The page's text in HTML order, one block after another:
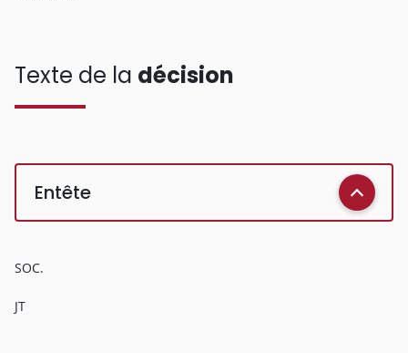
Texte de la décision
Entête
SOC.
JT